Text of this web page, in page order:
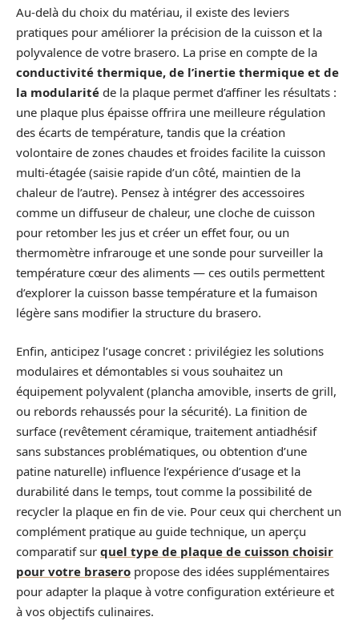
Au-delà du choix du matériau, il existe des leviers
pratiques pour améliorer la précision de la cuisson et la
polyvalence de votre brasero. La prise en compte de la
conductivité thermique, de l’inertie thermique et de
la modularité de la plaque permet d’affiner les résultats :
une plaque plus épaisse offrira une meilleure régulation
des écarts de température, tandis que la création
volontaire de zones chaudes et froides facilite la cuisson
multi‑étagée (saisie rapide d’un côté, maintien de la
chaleur de l’autre). Pensez à intégrer des accessoires
comme un diffuseur de chaleur, une cloche de cuisson
pour retomber les jus et créer un effet four, ou un
thermomètre infrarouge et une sonde pour surveiller la
température cœur des aliments — ces outils permettent
d’explorer la cuisson basse température et la fumaison
légère sans modifier la structure du brasero.
Enfin, anticipez l’usage concret : privilégiez les solutions
modulaires et démontables si vous souhaitez un
équipement polyvalent (plancha amovible, inserts de grill,
ou rebords rehaussés pour la sécurité). La finition de
surface (revêtement céramique, traitement antiadhésif
sans substances problématiques, ou obtention d’une
patine naturelle) influence l’expérience d’usage et la
durabilité dans le temps, tout comme la possibilité de
recycler la plaque en fin de vie. Pour ceux qui cherchent un
complément pratique au guide technique, un aperçu
comparatif sur quel type de plaque de cuisson choisir
pour votre brasero propose des idées supplémentaires
pour adapter la plaque à votre configuration extérieure et
à vos objectifs culinaires.